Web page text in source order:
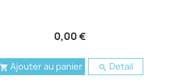
0,00 €
 Ajouter au panier  Detail